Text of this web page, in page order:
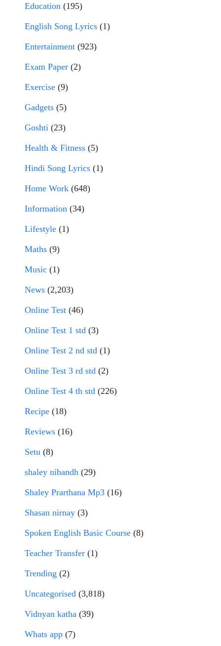
Education (195)
English Song Lyrics (1)
Entertainment (923)
Exam Paper (2)
Exercise (9)
Gadgets (5)
Goshti (23)
Health & Fitness (5)
Hindi Song Lyrics (1)
Home Work (648)
Information (34)
Lifestyle (1)
Maths (9)
Music (1)
News (2,203)
Online Test (46)
Online Test 1 std (3)
Online Test 2 nd std (1)
Online Test 3 rd std (2)
Online Test 4 th std (226)
Recipe (18)
Reviews (16)
Setu (8)
shaley nibandh (29)
Shaley Prarthana Mp3 (16)
Shasan nirnay (3)
Spoken English Basic Course (8)
Teacher Transfer (1)
Trending (2)
Uncategorised (3,818)
Vidnyan katha (39)
Whats app (7)